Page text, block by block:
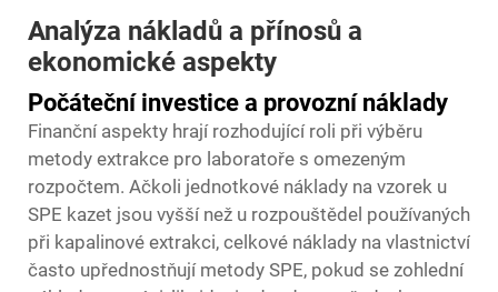
Analýza nákladů a přínosů a
ekonomické aspekty
Počáteční investice a provozní náklady
Finanční aspekty hrají rozhodující roli při výběru
metody extrakce pro laboratoře s omezeným
rozpočtem. Ačkoli jednotkové náklady na vzorek u
SPE kazet jsou vyšší než u rozpouštědel používaných
při kapalinové extrakci, celkové náklady na vlastnictví
často upřednostňují metody SPE, pokud se zohlední